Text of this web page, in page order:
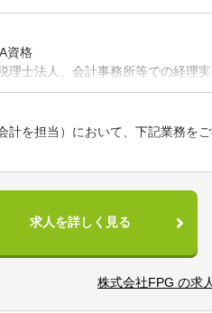
資格
理士法人、会計事務所等での経理実
計算実務経験
ト・リーダーシップ経験
ム導入やツール活用による業務効率
計を担当）において、下記業務を
特別目的会社（SPC）に関する実
の報告書作成、税務申告に至るま
求人を詳しく見る
株式会社FPG の求